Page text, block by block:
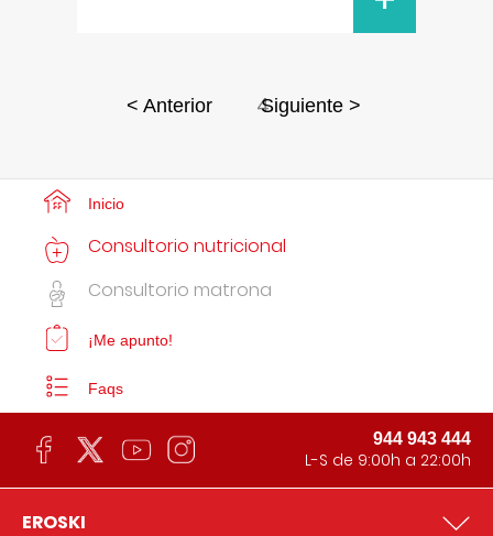
< Anterior 4
Siguiente >
Inicio
Consultorio nutricional
Consultorio matrona
¡Me apunto!
Faqs
944 943 444
L-S de 9:00h a 22:00h
EROSKI